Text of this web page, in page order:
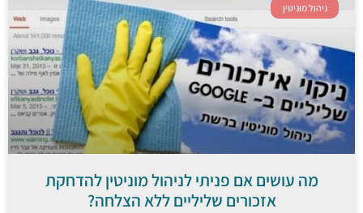
ניהול מוניטין
מה עושים אם פניתי לניהול מוניטין להדחקת
אזכורים שליליים ללא הצלחה?